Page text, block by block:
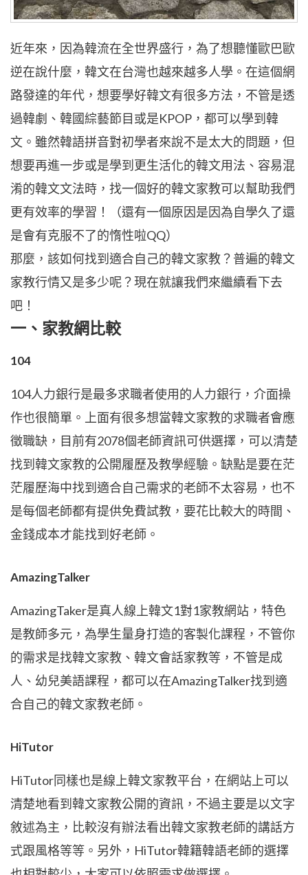
近年來，因為韓流在全世界盛行，為了想聽懂歐巴歐
逆在說什麼，韓文在台灣也越來越多人學。在這個網
路發達的年代，想要學好韓文有很多方法，不管是透
過韓劇、韓國綜藝節目或是KPOP，都可以學到韓
文。雖然韓語拼音對初學者來說不是太大的問題，但
想要再進一步或是學到更生活化的韓文用法、容易混
淆的韓文文法時，找一個好的韓文家教可以幫助我們
更有效率的學習！（還有一個原因是因為自學久了還
是會有克服不了的惰性啦QQ）
那麼，該如何找到適合自己的韓文家教？普遍的韓文
家教行情又是多少呢？現在就讓我們來繼續看下去
吧！
一、家教網比較
104
104人力銀行是最多求職者使用的人力銀行，介面操
作也很簡單。上面有很多想當韓文家教的求職者會應
徵職缺，目前有2078個老師資訊可供選擇，可以清楚
找到韓文家教的公開履歷及教學經驗。缺點是要在茫
茫履歷海中找到適合自己需求的老師不太容易，也不
是每個老師都有提供免費試教，要花比較大的時間、
金錢成本才能找到好老師。
AmazingTalker
AmazingTaker是真人線上韓文1對1家教網站，特色
是教師多元，為學生量身打造的客製化課程，不管你
的需求是找韓文家教、韓文會話家教等，不管是成
人、幼兒美語課程，都可以在AmazingTalker找到適
合自己的韓文家教老師。
HiTutor
HiTutor同樣也是線上韓文家教平台，在網站上可以
清楚地看到韓文家教公開的資訊，不過主要是以文字
敘述為主，比較沒有辦法看出韓文家教老師的講話方
式跟風格等等。另外，HiTutor韓籍韓語老師的選擇